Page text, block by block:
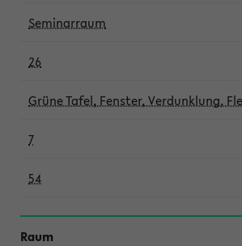
Seminarraum
26
Grüne Tafel, Fenster, Verdunklung,
7
54